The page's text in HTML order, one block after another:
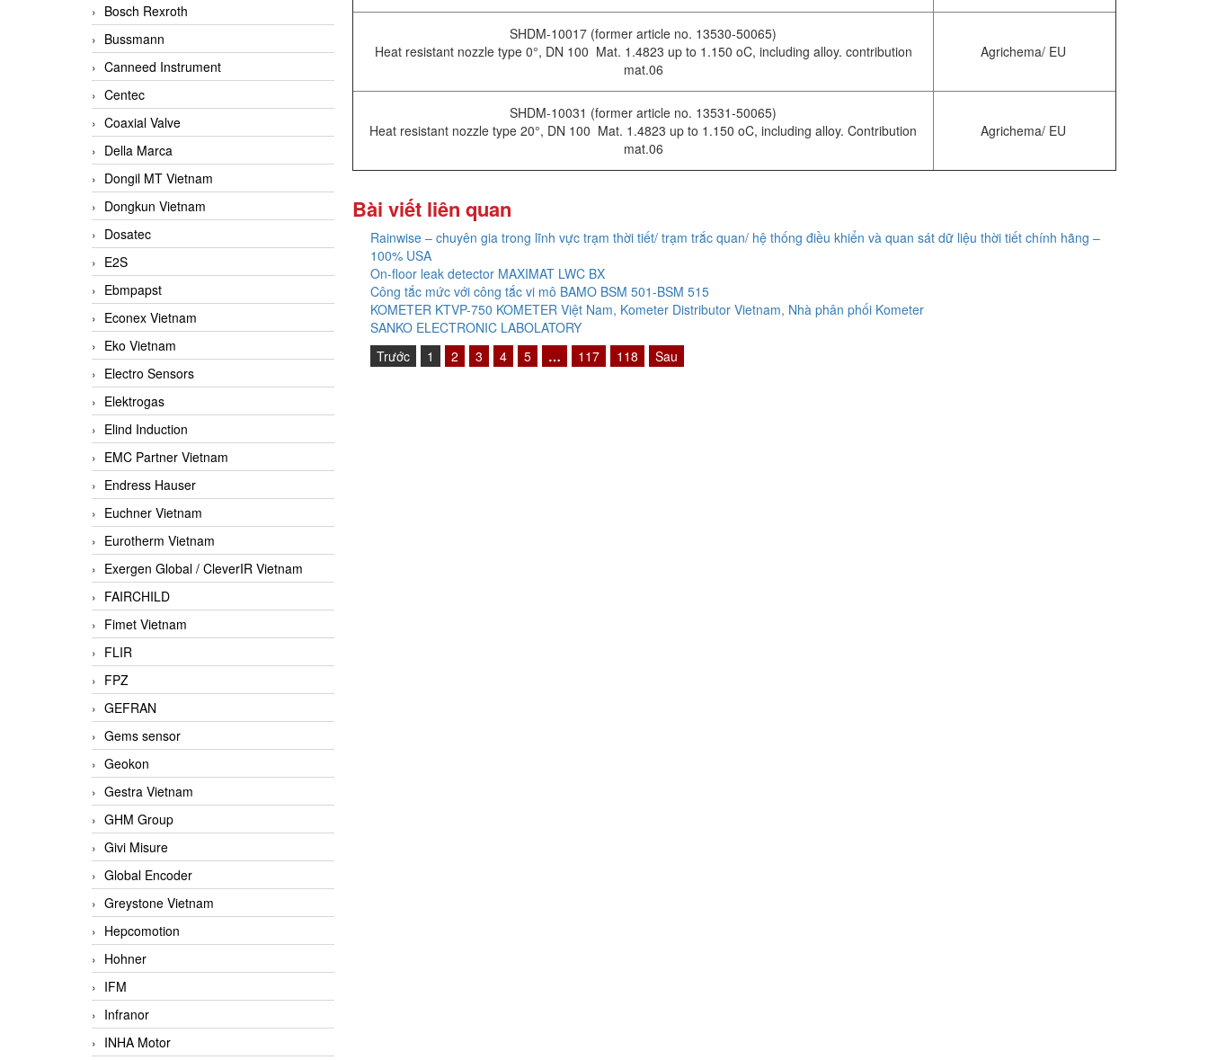
Bosch Rexroth
Bussmann
Canneed Instrument
Centec
Coaxial Valve
Della Marca
Dongil MT Vietnam
Dongkun Vietnam
Dosatec
E2S
Ebmpapst
Econex Vietnam
Eko Vietnam
Electro Sensors
Elektrogas
Elind Induction
EMC Partner Vietnam
Endress Hauser
Euchner Vietnam
Eurotherm Vietnam
Exergen Global / CleverIR Vietnam
FAIRCHILD
Fimet Vietnam
FLIR
FPZ
GEFRAN
Gems sensor
Geokon
Gestra Vietnam
GHM Group
Givi Misure
Global Encoder
Greystone Vietnam
Hepcomotion
Hohner
IFM
Infranor
INHA Motor
SHDM-10017 (former article no. 13530-50065)
Heat resistant nozzle type 0°, DN 100 Mat. 1.4823 up to 1.150 oC, including alloy. contribution
mat.06
Agrichema/ EU
SHDM-10031 (former article no. 13531-50065)
Heat resistant nozzle type 20°, DN 100 Mat. 1.4823 up to 1.150 oC, including alloy. Contribution
mat.06
Agrichema/ EU
Bài viết liên quan
Rainwise – chuyên gia trong lĩnh vực trạm thời tiết/ trạm trắc quan/ hệ thống điều khiển và quan sát dữ liệu thời tiết chính hãng –
100% USA
On-floor leak detector MAXIMAT LWC BX
Công tắc mức với công tắc vi mô BAMO BSM 501-BSM 515
KOMETER KTVP-750 KOMETER Việt Nam, Kometer Distributor Vietnam, Nhà phân phối Kometer
SANKO ELECTRONIC LABOLATORY
Trước
1 2 3 4 5 … 117 118 Sau